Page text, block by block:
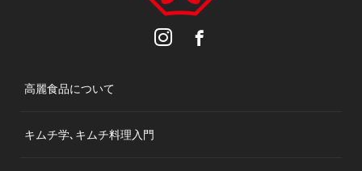
高麗食品について
キムチ学､キムチ料理入門